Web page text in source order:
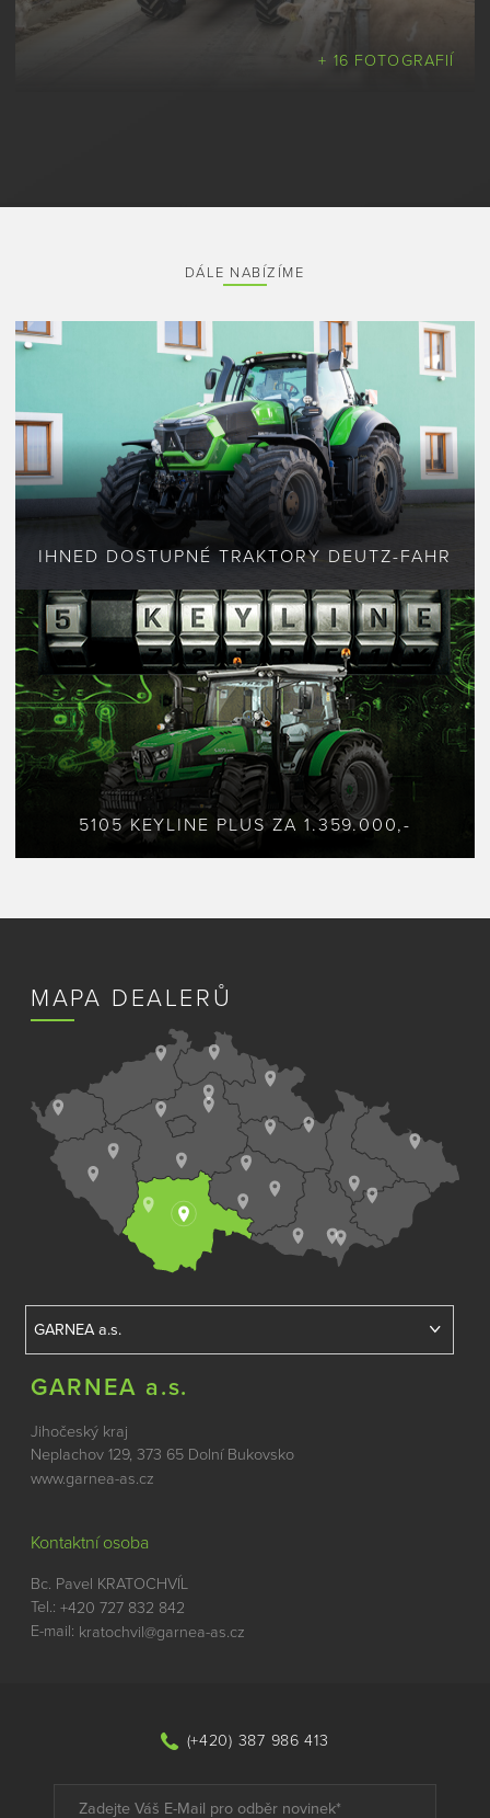
+ 16 FOTOGRAFIÍ
DÁLE NABÍZÍME
IHNED DOSTUPNÉ TRAKTORY DEUTZ-FAHR
5105 KEYLINE PLUS ZA 1.359.000,-
MAPA DEALERŮ
GARNEA a.s.
Jihočeský kraj
Neplachov 129, 373 65 Dolní Bukovsko
www.garnea-as.cz
Kontaktní osoba
Bc. Pavel KRATOCHVÍL
Tel.: +420 727 832 842
E-mail: kratochvil@garnea-as.cz
(+420) 387 986 413